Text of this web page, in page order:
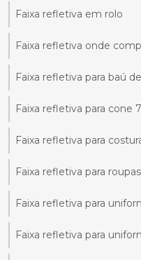
Faixa refletiva em rolo
Faixa refletiva onde
Faixa refletiva para baú
Faixa refletiva para cone
Faixa refletiva para
Faixa refletiva para roupas
Faixa refletiva para
Faixa refletiva para